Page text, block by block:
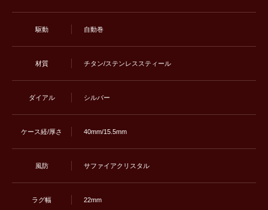
駆動 自動巻
材質 チタン/ステンレススティール
ダイアル シルバー
ケース経/厚さ 40mm/15.5mm
風防 サファイアクリスタル
ラグ幅 22mm